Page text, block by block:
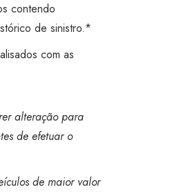
contendo
de sinistro.*
com as
alteração para
de efetuar o
de maior valor